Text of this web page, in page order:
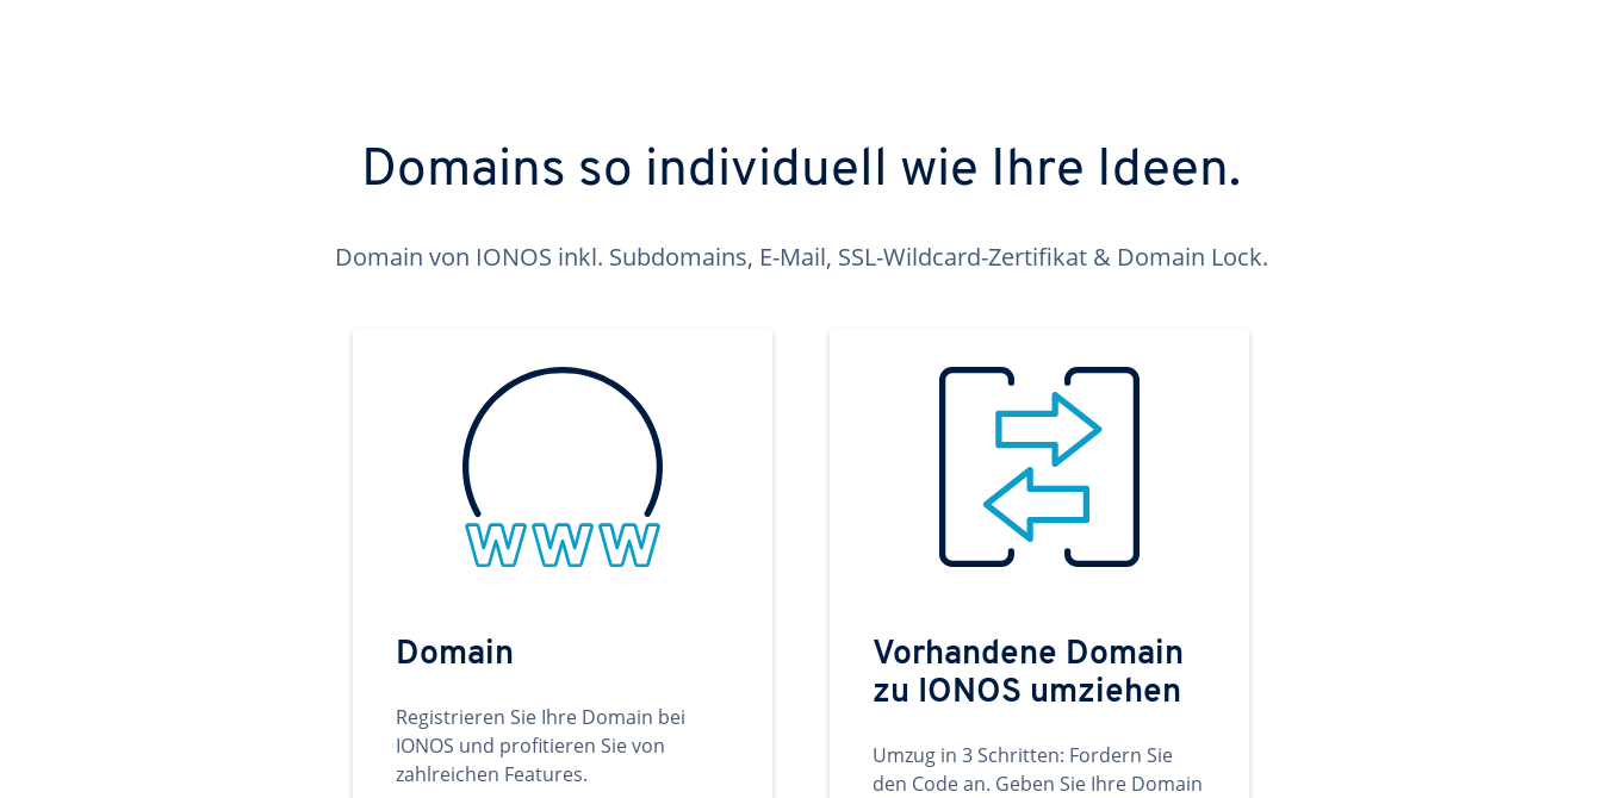
Domains so individuell wie Ihre Ideen.
Domain von IONOS inkl. Subdomains, E-Mail, SSL-Wildcard-Zertifikat & Domain Lock.
Domain
Registrieren Sie Ihre Domain bei
IONOS und profitieren Sie von
zahlreichen Features.
Vorhandene Domain
zu IONOS umziehen
Umzug in 3 Schritten: Fordern Sie
den Code an. Geben Sie Ihre Domain